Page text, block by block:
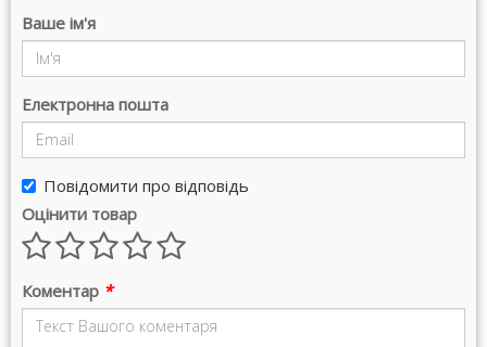
Ваше ім'я
Електронна пошта
Повідомити про відповідь
Оцінити товар
Коментар *